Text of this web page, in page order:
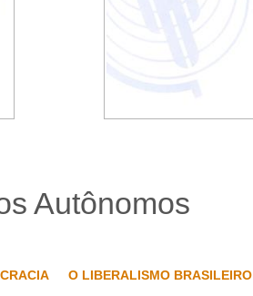
Autônomos
O LIBERALISMO BRASILEIRO